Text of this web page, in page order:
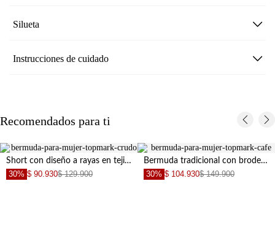
Silueta
Instrucciones de cuidado
Recomendados para ti
Short con diseño a rayas en tejido de punto para mujer
30% $ 90.930$ 129.900
Bermuda tradicional con broderie calado en algodón beige para mujer
30% $ 104.930$ 149.900